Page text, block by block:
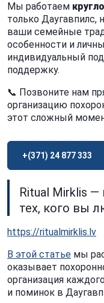
Мы работаем
только
ваши семейные
особенности и
индивидуальный
поддержку.
📞 Позвоните нам
организацию
этот сложный
+(371) 24 877 333
Ritual Mirklis
тех, кого вы
https://ritualmirklis.lv
В этой статье мы
оказывает
организация
и поминок в